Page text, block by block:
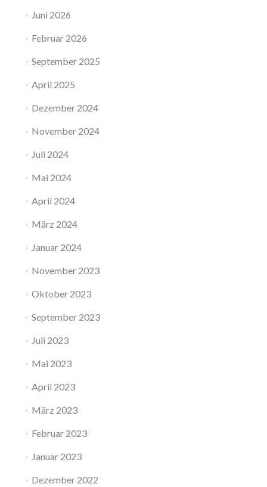
Juni 2026
Februar 2026
September 2025
April 2025
Dezember 2024
November 2024
Juli 2024
Mai 2024
April 2024
März 2024
Januar 2024
November 2023
Oktober 2023
September 2023
Juli 2023
Mai 2023
April 2023
März 2023
Februar 2023
Januar 2023
Dezember 2022